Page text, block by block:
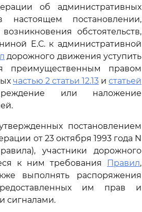
об административных
постановлении,
обстоятельств,
Е.С. к административной
дорожного движения уступить
преимущественным правом
частью 2 статьи 12.13 и статьей
или наложение
постановлением
от 23 октября 1993 года N
участники дорожного
к ним требования
Правил,
выполнять распоряжения
им прав и
сигналами.